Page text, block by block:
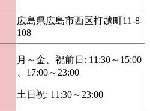
広島県広島市西区打越町11-8-
108
月～金、祝前日: 11:30～15:00
、17:00～23:00
土日祝: 11:30～23:00